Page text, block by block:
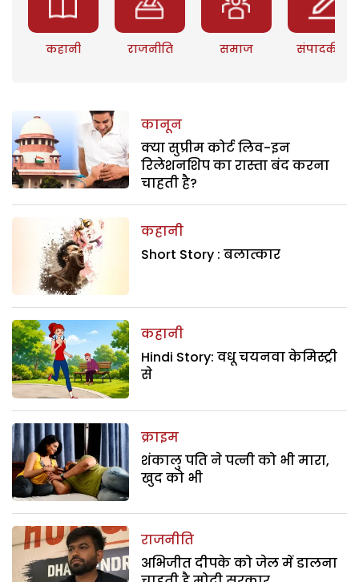
कहानी राजनीति समाज संपादकीय
कानून
क्या सुप्रीम कोर्ट लिव-इन
रिलेशनशिप का रास्ता बंद करना
चाहती है?
कहानी
Short Story : बलात्कार
कहानी
Hindi Story: वधू चयनवा केमिस्ट्री
से
क्राइम
शंकालु पति ने पत्नी को भी मारा,
खुद को भी
राजनीति
अभिजीत दीपके को जेल में डालना